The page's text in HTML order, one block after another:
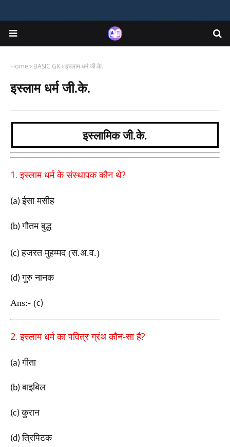
Home BASIC GK इस्लाम धर्म जी.के.
इस्लाम धर्म जी.के.
इस्लामिक जी.के.
1.इस्लाम धर्म के संस्थापक कौन थे?
(a)ईसा मसीह
(b)गौतम बुद्ध
(c)हजरत मुहम्मद (स.अ.व.)
(d)गुरु नानक
Ans:- (c)
2.इस्लाम धर्म का पवित्र ग्रंथ कौन-सा है?
(a)गीता
(b)बाइबिल
(c)कुरान
(d)त्रिपिटक